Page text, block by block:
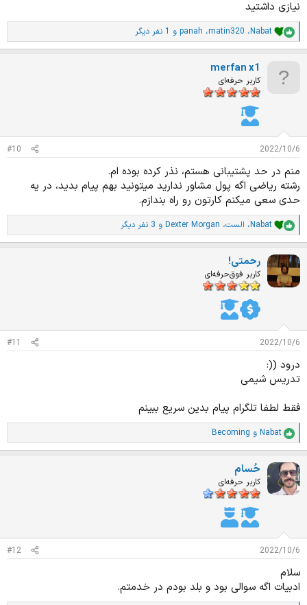
نیازی داشتید
ا
م
Nabat، matin320، panah و 1 نفر دیگر
merfan x1
کاربر حرفه‌ای
2022/10/6
#10
منم در حد پشتیبانی هستم، نذر کرده بوده ام.
رشته ریاضی اگه پول مشاور ندارید میتونید بهم پیام بدید، در یه
حدی سعی میکنم کارتون رو راه بندازم.
ا
م
ت
ی
ا
ز
Nabat، الست، Dexter Morgan و 3 نفر دیگر
رحمتی!
کاربر فوق‌حرفه‌ای
2022/10/6
#11
درود ((:
تدریس شیمی
فقط لطفا تلگرام پیام بدین سریع ببینم
ا
م
ت
ی
ا
ز
Nabat و Becoming
حُسام
کاربر حرفه‌ای
2022/10/6
#12
سلام
ادبیات اگه سوالی بود و بلد بودم در خدمتم.